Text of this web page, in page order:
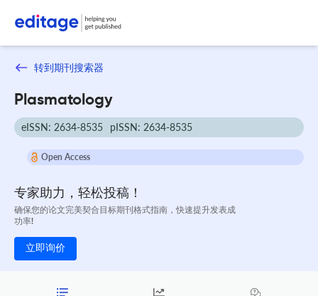
转到期刊搜索器
Plasmatology
eISSN: 2634-8535 pISSN: 2634-8535
Open Access
专家助力，轻松投稿！
确保您的论文完美契合目标期刊格式指南，快速提升发表成
功率!
立即询价